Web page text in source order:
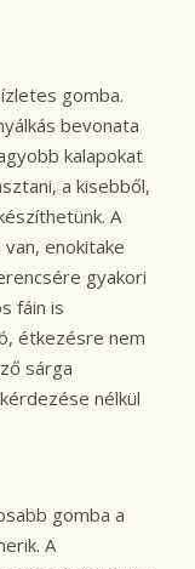
gomba.
bevonata
kalapokat
a kisebből,
A
enokitake
gyakori
fáin is
étkezésre nem
sárga
nélkül
gomba a
A